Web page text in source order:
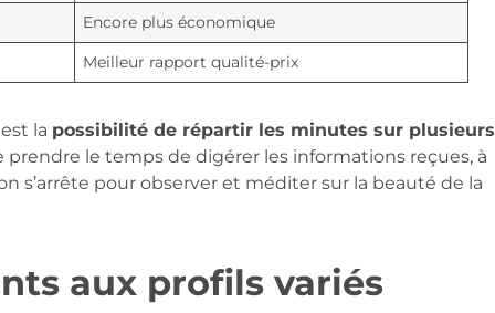
Encore plus économique
Meilleur rapport qualité-prix
la possibilité de répartir les minutes sur plusieurs
le temps de digérer les informations reçues, à
s’arrête pour observer et méditer sur la beauté de la
aux profils variés